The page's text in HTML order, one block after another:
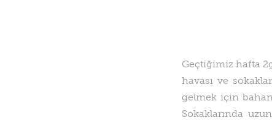
Geçtiğimiz hafta
havası ve
gelmek için
Sokaklarında